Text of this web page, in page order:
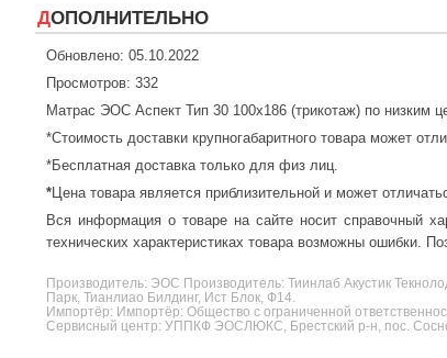
ДОПОЛНИТЕЛЬНО
Обновлено: 05.10.2022
Просмотров: 332
Матрас ЭОС Аспект Тип 30 100x186 (трикотаж) по низким
*Стоимость доставки крупногабаритного товара может
*Бесплатная доставка только для физ лиц.
*Цена товара является приблизительной и может
Вся информация о товаре на сайте носит справочный
технических характеристиках товара возможны ошибки.
Производитель: ЭОС Производитель: Тиинлаб Акустик
Парк, Тианлиао Билдинг, Ист Блок, Ф14.
Импортёр: Импортёр: Общество с ограниченной
Сервисный центр: УППКФ ЭОСЛЮКС, Брестский р-н, пос.